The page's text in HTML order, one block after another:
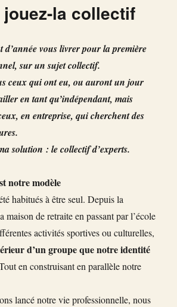
jouez-la collectif
d’année vous livrer pour la première
sur un sujet collectif.
ceux qui ont eu, ou auront un jour
en tant qu’indépendant, mais
en entreprise, qui cherchent des
solution : le collectif d’experts.
notre modèle
habitués à être seul. Depuis la
maison de retraite en passant par l’école
activités sportives ou culturelles,
d’un groupe que notre identité
en construisant en parallèle notre
lancé notre vie professionnelle, nous